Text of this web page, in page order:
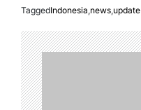
TaggedIndonesia,news,update